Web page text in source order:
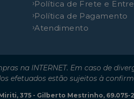
12.8L 24V
12.8L 24V
13L 24V
12.8L 24V
Política de Frete e
Política de Pagamento
Atendimento
na INTERNET. Em caso de
efetuados estão sujeitos à
Miriti, 375 - Gilberto Mestrinho,